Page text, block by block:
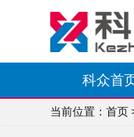
科众首
当前位置： 首页